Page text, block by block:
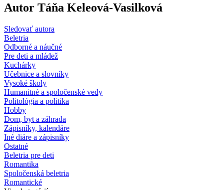
Autor Táňa Keleová-Vasilková
Sledovať autora
Beletria
Odborné a náučné
Pre deti a mládež
Kuchárky
Učebnice a slovníky
Vysoké školy
Humanitné a spoločenské vedy
Politológia a politika
Hobby
Dom, byt a záhrada
Zápisníky, kalendáre
Iné diáre a zápisníky
Ostatné
Beletria pre deti
Romantika
Spoločenská beletria
Romantické